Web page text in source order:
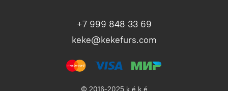
+7 999 848 33 69
keke@kekefurs.com
© 2016-2025 k é k é